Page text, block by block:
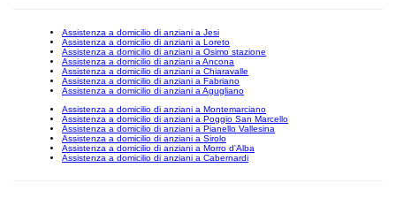
Assistenza a domicilio di anziani a Jesi
Assistenza a domicilio di anziani a Loreto
Assistenza a domicilio di anziani a Osimo stazione
Assistenza a domicilio di anziani a Ancona
Assistenza a domicilio di anziani a Chiaravalle
Assistenza a domicilio di anziani a Fabriano
Assistenza a domicilio di anziani a Agugliano
Assistenza a domicilio di anziani a Montemarciano
Assistenza a domicilio di anziani a Poggio San Marcello
Assistenza a domicilio di anziani a Pianello Vallesina
Assistenza a domicilio di anziani a Sirolo
Assistenza a domicilio di anziani a Morro d'Alba
Assistenza a domicilio di anziani a Cabernardi